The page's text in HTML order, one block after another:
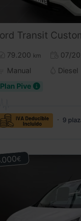
Transit
79.200 km
07/
Manual
Diesel
Plan Pive
9
€